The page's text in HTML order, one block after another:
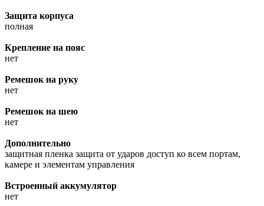
Защита корпуса
полная
Крепление на пояс
нет
Ремешок на руку
нет
Ремешок на шею
нет
Дополнительно
защитная пленка защита от ударов доступ ко всем портам,
камере и элементам управления
Встроенный аккумулятор
нет